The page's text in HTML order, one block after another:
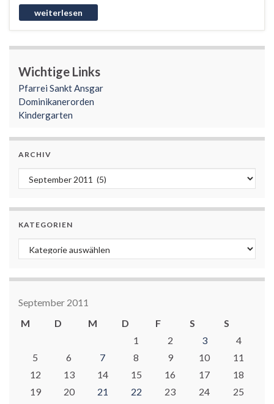
Wichtige Links
Pfarrei Sankt Ansgar
Dominikanerorden
Kindergarten
ARCHIV
Archiv
KATEGORIEN
Kategorien
September 2011
M
D M D F S
S
1
2 3
4
5
6 7 8 9 10
11
12
13 14 15 16 17
18
19
20 21 22 23 24
25